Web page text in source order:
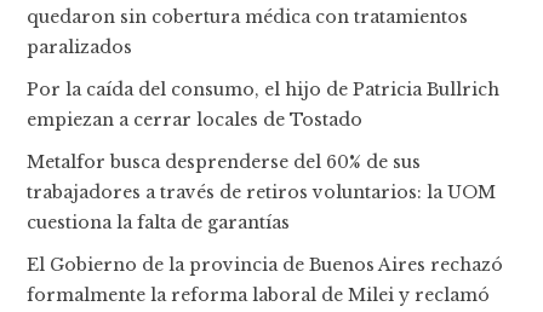
quedaron sin cobertura médica con tratamientos
paralizados
Por la caída del consumo, el hijo de Patricia Bullrich
empiezan a cerrar locales de Tostado
Metalfor busca desprenderse del 60% de sus
trabajadores a través de retiros voluntarios: la UOM
cuestiona la falta de garantías
El Gobierno de la provincia de Buenos Aires rechazó
formalmente la reforma laboral de Milei y reclamó